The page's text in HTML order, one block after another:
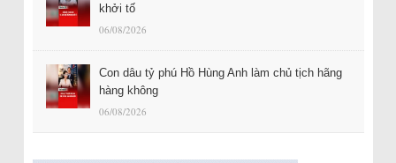
khởi tố
06/08/2026
Con dâu tỷ phú Hồ Hùng Anh làm chủ tịch hãng
hàng không
06/08/2026